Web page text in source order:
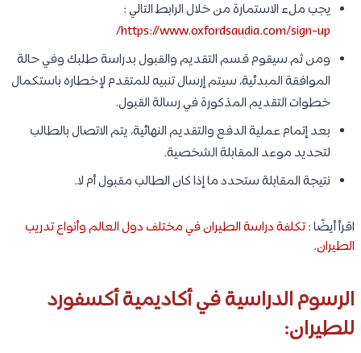
يجب ملء الاستمارة من خلال الرابط التالي :
https://www.oxfordsaudia.com/sign-up/
ومن ثم سيقوم قسم التقديم والقبول بدراسة طلبك وفي حالة
الموافقة المبدئية، سيتم إرسال تنبيه للمتقدم لإخطاره باستكمال
خطوات التقديم المذكورة في رسالة القبول.
بعد إتمام عملية الدفع والتقديم النهائية، يتم الاتصال بالطالب
لتحديد موعد المقابلة الشخصية.
نتيجة المقابلة ستحدد ما إذا كان الطالب مقبول أم لا.
اقرأ أيضًا :تكلفة دراسة الطيران في مختلف دول العالم وأنواع تدريب
الطيران.
الرسوم الدراسية في أكاديمية أكسفورد
للطيران: